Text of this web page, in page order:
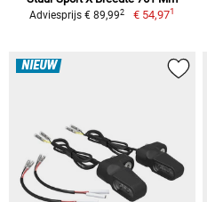
Adviesprijs € 89,992 € 54,971
NIEUW